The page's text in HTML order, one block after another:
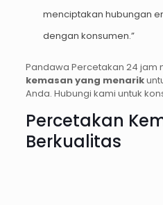
menciptakan hubungan
dengan konsumen.”
Pandawa Percetakan 24 jam
kemasan yang menarik
Anda. Hubungi kami untuk
Percetakan
Berkualitas